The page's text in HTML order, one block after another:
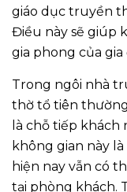
giáo dục truyền
Điều này sẽ giúp
gia phong của gia
Trong ngôi nhà
thờ tổ tiên
là chỗ tiếp khách
không gian này
hiện nay vẫn có
tại phòng khách.